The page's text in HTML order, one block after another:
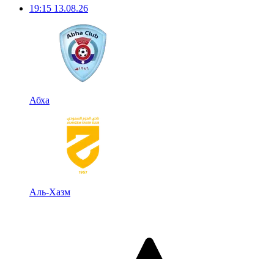
19:15 13.08.26
Абха
Аль-Хазм